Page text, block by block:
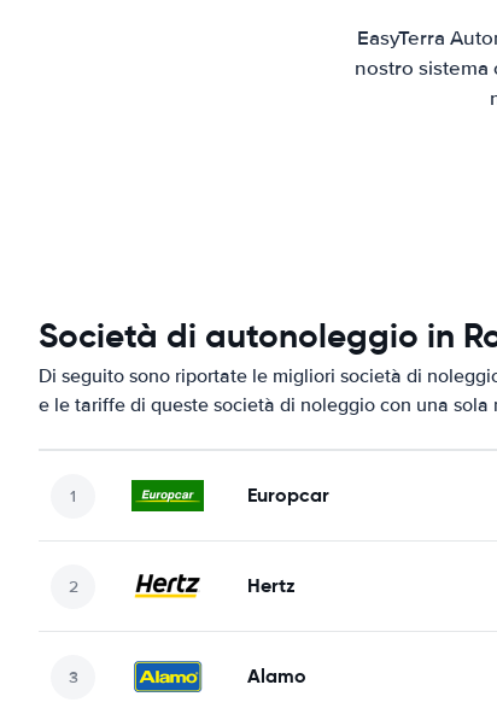
EasyTerra
nostro
Società di autonoleggio in
Di seguito sono riportate le migliori società di
e le tariffe di queste società di noleggio con una sola
Europcar
Hertz
Alamo